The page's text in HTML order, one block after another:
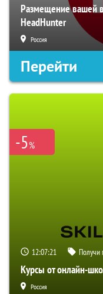
Размещение вашей
HeadHunter
Россия
Перейти
-5%
12:07:19 Получи
Курсы от онлайн-
Россия